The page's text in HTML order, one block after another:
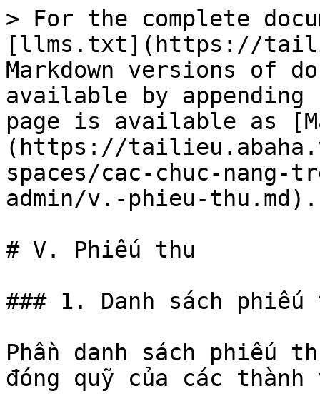
> For the complete
[llms.txt](https://
Markdown versions of
available by
page is available as
(https://
spaces/cac-chuc-
admin/v.-phieu-thu.md).
# V. Phiếu thu
### 1. Danh sách
Phần danh sách phiếu
đóng quỹ của các